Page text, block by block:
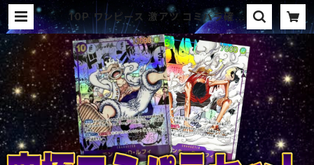
10P ワンピース 激アツ コミパラ確定
セットオリパ | オリパ ブラザーズ オ
リパ専門店 (ポケカ、ワンピース、遊戯
王、ヴァイス、ドラゴンボール)